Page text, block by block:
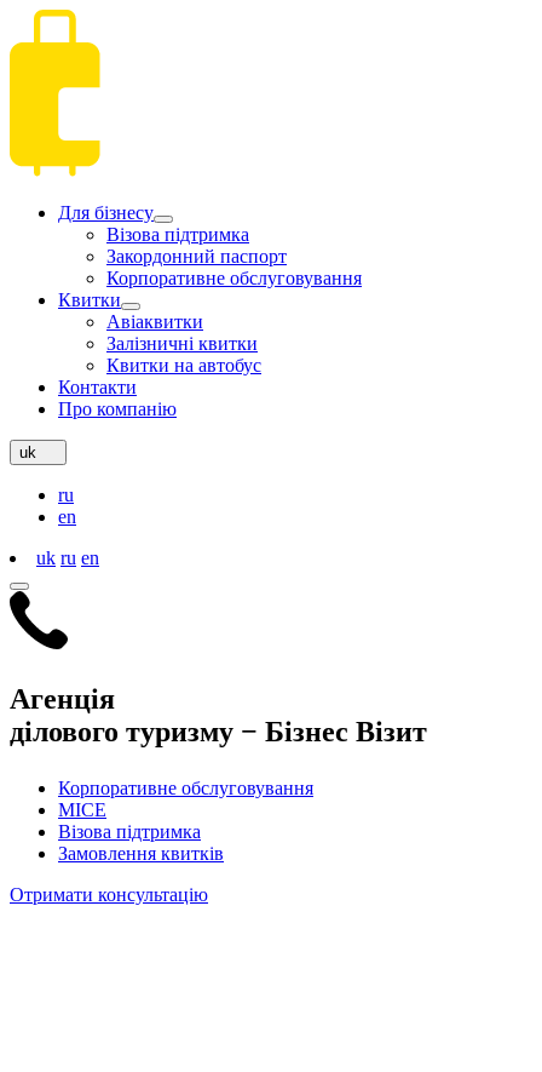
Для бізнесу
Візова підтримка
Закордонний паспорт
Корпоративне обслуговування
Квитки
Авіаквитки
Залізничні квитки
Квитки на автобус
Контакти
Про компанію
uk
ru
en
uk ru en
Агенція
ділового туризму − Бізнес Візит
Корпоративне обслуговування
MICE
Візова підтримка
Замовлення квитків
Отримати консультацію